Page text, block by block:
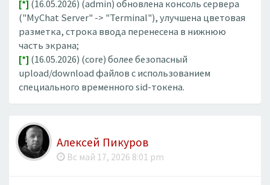
[*] (16.05.2026) (admin) обновлена консоль сервера
("MyChat Server" -> "Terminal"), улучшена цветовая
разметка, строка ввода перенесена в нижнюю
часть экрана;
[*] (16.05.2026) (core) более безопасный
upload/download файлов с использованием
специального временного sid-токена.
Алексей Пикуров
Вс май 17, 2026 8:01 pm